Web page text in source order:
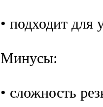
• подходит для
Минусы:
• сложность